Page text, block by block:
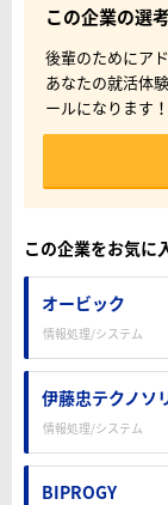
この企業の選
後輩のためにア
あなたの就活体
ールになります！
この企業をお気に
オービック
情報処理/システム
伊藤忠テクノソ
情報処理/システム
BIPROGY